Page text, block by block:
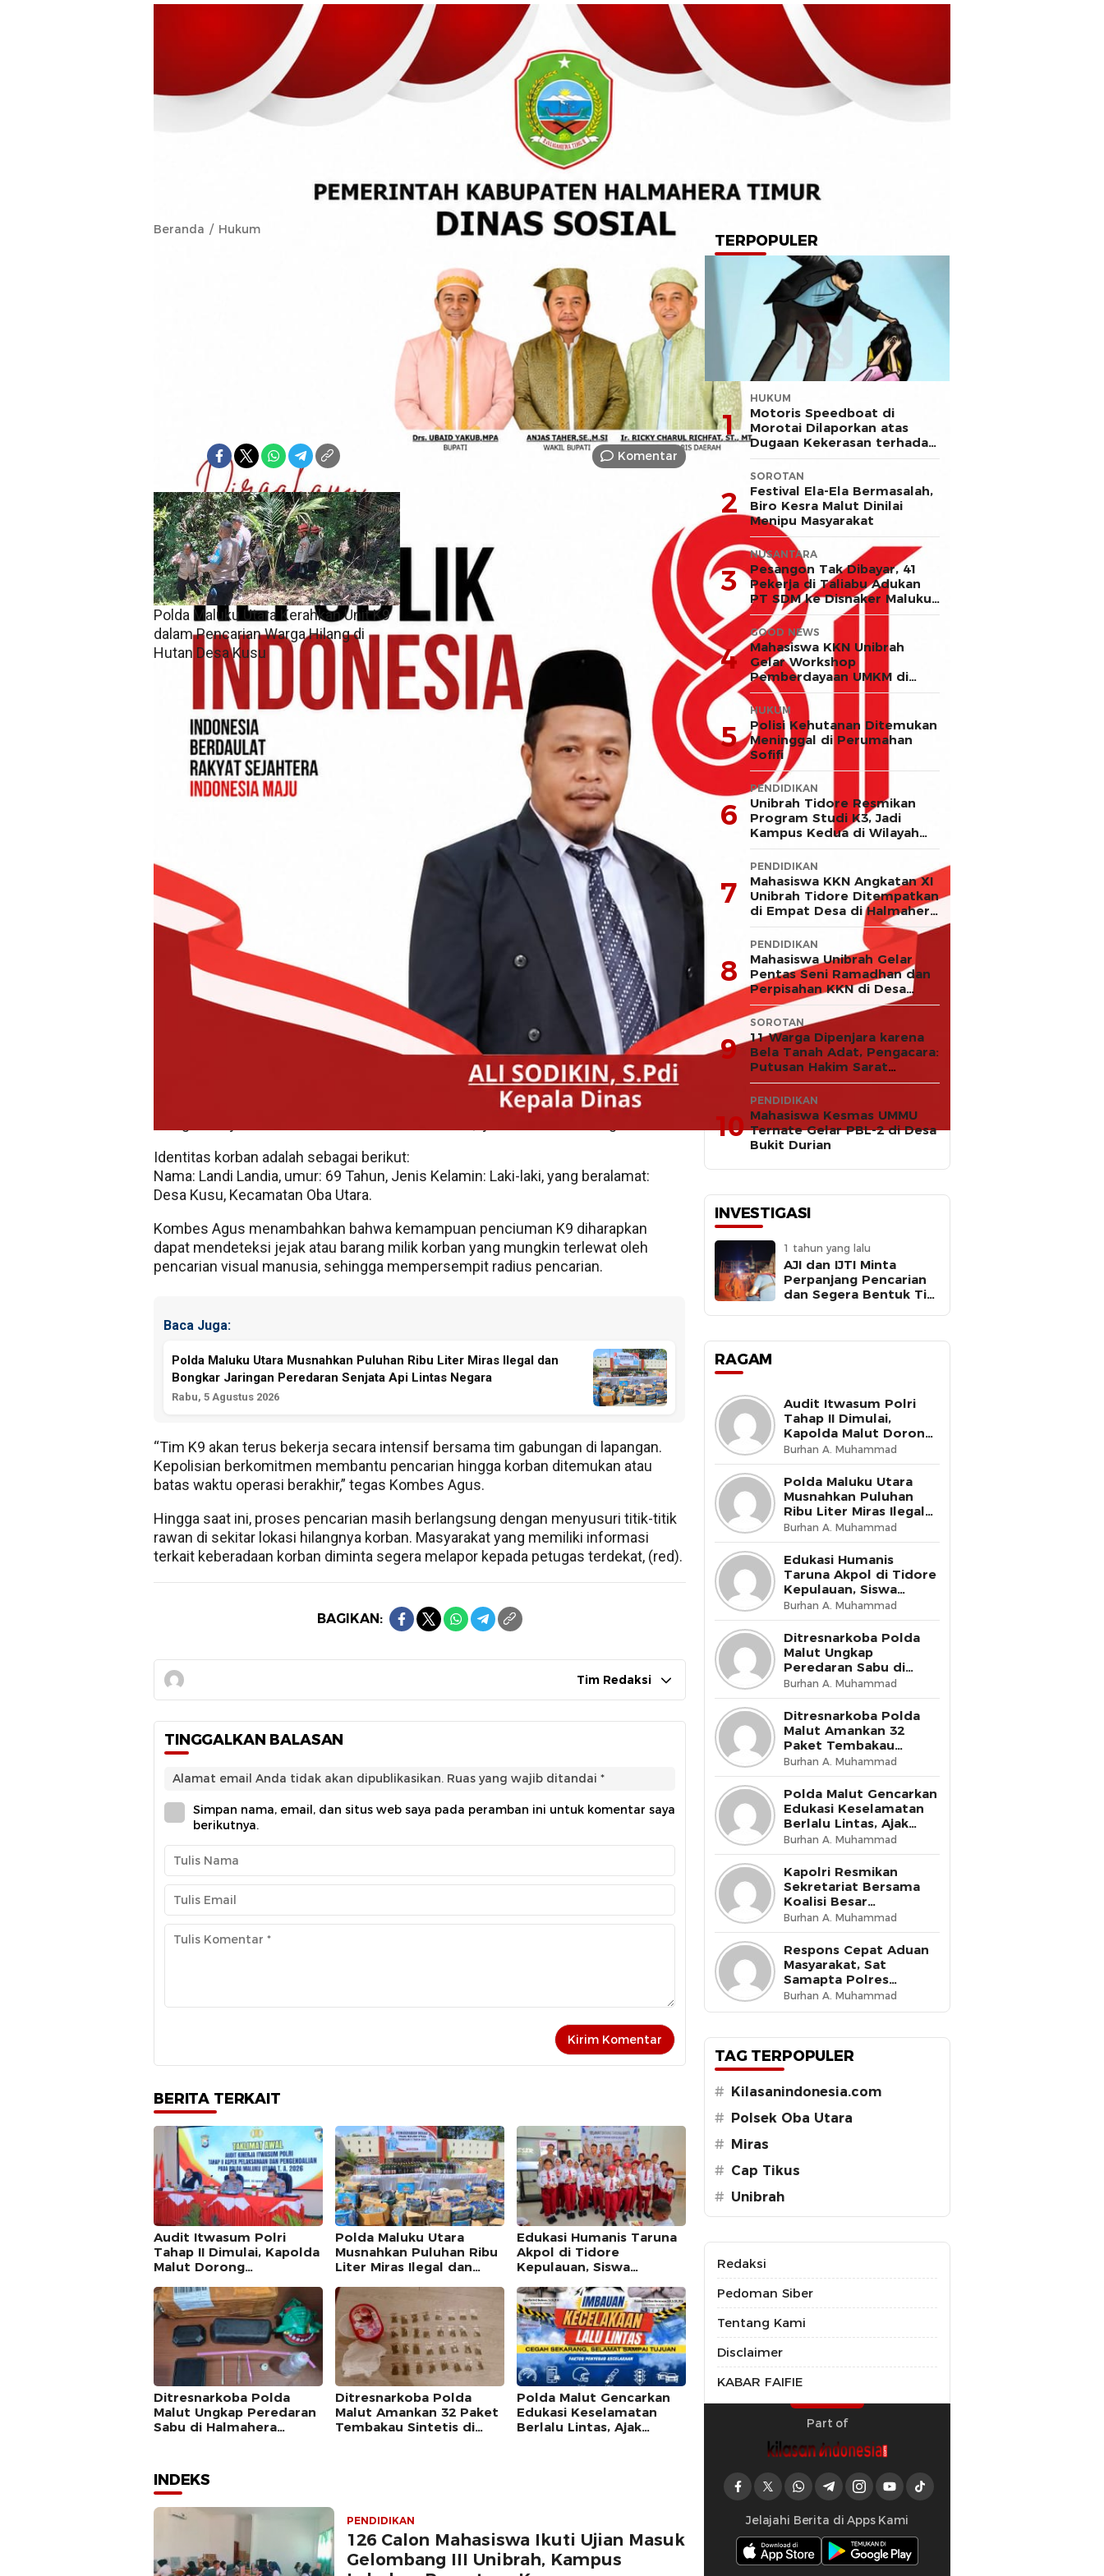
Beranda Hukum
Polda Maluku Utara Kerahkan
Unit K9 dalam Pencarian Warga
Hilang di Hutan Desa Kusu
Komentar
Polda Maluku Utara Kerahkan Unit K9
dalam Pencarian Warga Hilang di
Hutan Desa Kusu
Sofifi-Kilasanindonesia.com.Direktorat Samapta (Ditsamapta) Polda Maluku Utara
menurunkan personel Unit Satwa (K9) untuk memperkuat operasi pencarian
warga lanjut usia yang dilaporkan hilang di kawasan hutan Desa Kusu, Kecamatan
Oba Utara, pada Selasa (3/2).
Korban, Landi Landia, berusia 69 tahun, dilaporkan tidak kembali ke rumah sejak 24
Januari 2026. Mengingat medan pencarian yang meliputi area perkebunan dan
hutan, pihak kepolisian memutuskan melibatkan anjing pelacak guna
Direktur Samapta Polda Maluku Utara, Kombes Pol Agus Setyo Herman, S.I.K.,
M.A.P., menyampaikan bahwa pelibatan Unit K9 merupakan upaya maksimal dalam
mendukung tim SAR gabungan yang terdiri dari TNI, Polri, dan relawan masyarakat.
Baca Juga:
Audit Itwasum Polri Tahap II Dimulai, Kapolda Malut Dorong
Peningkatan Tata Kelola Organisasi yang Presisi
“Kami menurunkan satu ekor anjing pelacak terlatih, K9 Jors, yang memiliki
kemampuan tracking. Fokus utama K9 adalah menyisir area hutan dan kebun yang
Identitas korban adalah sebagai berikut:
Nama: Landi Landia, umur: 69 Tahun, Jenis Kelamin: Laki-laki, yang beralamat:
Desa Kusu, Kecamatan Oba Utara.
Kombes Agus menambahkan bahwa kemampuan penciuman K9 diharapkan
dapat mendeteksi jejak atau barang milik korban yang mungkin terlewat oleh
pencarian visual manusia, sehingga mempersempit radius pencarian.
Baca Juga:
Polda Maluku Utara Musnahkan Puluhan Ribu Liter Miras Ilegal dan
Bongkar Jaringan Peredaran Senjata Api Lintas Negara
Rabu, 5 Agustus 2026
“Tim K9 akan terus bekerja secara intensif bersama tim gabungan di lapangan.
Kepolisian berkomitmen membantu pencarian hingga korban ditemukan atau
batas waktu operasi berakhir,” tegas Kombes Agus.
Hingga saat ini, proses pencarian masih berlangsung dengan menyusuri titik-titik
rawan di sekitar lokasi hilangnya korban. Masyarakat yang memiliki informasi
terkait keberadaan korban diminta segera melapor kepada petugas terdekat, (red).
BAGIKAN:
Tim Redaksi
TINGGALKAN BALASAN
Alamat email Anda tidak akan dipublikasikan. Ruas yang wajib ditandai *
Simpan nama, email, dan situs web saya pada peramban ini untuk komentar saya
berikutnya.
BERITA TERKAIT
Audit Itwasum Polri
Tahap II Dimulai, Kapolda
Malut Dorong
Organisasi yang Presisi
Polda Maluku Utara
Musnahkan Puluhan Ribu
Liter Miras Ilegal dan
Peredaran Senjata Api
Lintas Negara
Edukasi Humanis Taruna
Akpol di Tidore
Kepulauan, Siswa
dan Kemandirian
Ditresnarkoba Polda
Malut Ungkap Peredaran
Sabu di Halmahera
Ditresnarkoba Polda
Malut Amankan 32 Paket
Tembakau Sintetis di
Polda Malut Gencarkan
Edukasi Keselamatan
Berlalu Lintas, Ajak
INDEKS
PENDIDIKAN
126 Calon Mahasiswa Ikuti Ujian Masuk
Gelombang III Unibrah, Kampus
TERPOPULER
1
HUKUM
Motoris Speedboat di
Morotai Dilaporkan atas
Dugaan Kekerasan terhadap
Anak
2
SOROTAN
Festival Ela-Ela Bermasalah,
Biro Kesra Malut Dinilai
Menipu Masyarakat
3
NUSANTARA
Pesangon Tak Dibayar, 41
Pekerja di Taliabu Adukan
PT SDM ke Disnaker Maluku
Utara
4
GOOD NEWS
Mahasiswa KKN Unibrah
Gelar Workshop
Pemberdayaan UMKM di
Desa Ekor
5
HUKUM
Polisi Kehutanan Ditemukan
Meninggal di Perumahan
Sofifi
6
PENDIDIKAN
Unibrah Tidore Resmikan
Program Studi K3, Jadi
Kampus Kedua di Wilayah
LLDIKTI XII
7
PENDIDIKAN
Mahasiswa KKN Angkatan XI
Unibrah Tidore Ditempatkan
di Empat Desa di Halmahera
Timur
8
PENDIDIKAN
Mahasiswa Unibrah Gelar
Pentas Seni Ramadhan dan
Perpisahan KKN di Desa
Akejawi
9
SOROTAN
11 Warga Dipenjara karena
Bela Tanah Adat, Pengacara:
Putusan Hakim Sarat
Kejanggalan dan Abaikan
Keadilan
10
PENDIDIKAN
Mahasiswa Kesmas UMMU
Ternate Gelar PBL-2 di Desa
Bukit Durian
INVESTIGASI
1 tahun yang lalu
AJI dan IJTI Minta
Perpanjang Pencarian
dan Segera Bentuk Tim
RAGAM
Audit Itwasum Polri
Tahap II Dimulai,
Kapolda Malut Dorong
Peningkatan Tata
Kelola Organisasi yang
Presisi
Burhan A. Muhammad
Polda Maluku Utara
Musnahkan Puluhan
Ribu Liter Miras Ilegal
dan Bongkar Jaringan
Peredaran Senjata Api
Lintas Negara
Burhan A. Muhammad
Edukasi Humanis
Taruna Akpol di Tidore
Kepulauan, Siswa
Didorong Miliki Disiplin
dan Kemandirian
Burhan A. Muhammad
Ditresnarkoba Polda
Malut Ungkap
Peredaran Sabu di
Halmahera Tengah,
Satu Pengedar
Diamankan
Burhan A. Muhammad
Ditresnarkoba Polda
Malut Amankan 32
Paket Tembakau
Sintetis di Ternate
Utara
Burhan A. Muhammad
Polda Malut Gencarkan
Edukasi Keselamatan
Berlalu Lintas, Ajak
Masyarakat Wujudkan
Budaya Tertib di Jalan
Burhan A. Muhammad
Kapolri Resmikan
Sekretariat Bersama
Koalisi Besar
Perjuangan Buruh
Indonesia, Tegaskan
Komitmen Lindungi
Hak Pekerja dan Jaga
Iklim Investasi
Burhan A. Muhammad
Respons Cepat Aduan
Masyarakat, Sat
Samapta Polres
Ternate Amankan 210
Botol Miras Cap Tikus
Burhan A. Muhammad
TAG TERPOPULER
#
Kilasanindonesia.com
#
Polsek Oba Utara
#
Miras
# Cap Tikus
# Unibrah
Redaksi
Pedoman Siber
Tentang Kami
Disclaimer
KABAR FAIFIE
Part of
Jelajahi Berita di Apps Kami